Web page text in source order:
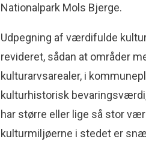
Nationalpark Mols Bjerge.
Udpegning af værdifulde
revideret, sådan at områder
kulturarvsarealer, i
kulturhistorisk
har større eller lige så stor
kulturmiljøerne i stedet er